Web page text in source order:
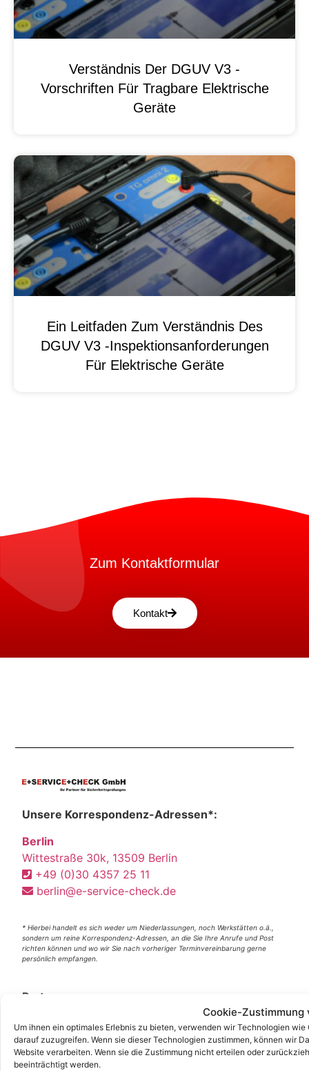
Cookie-Zustimmung
Um ihnen ein optimales Erlebnis zu bieten, verwenden wir Technologien
darauf zuzugreifen. Wenn sie dieser Technologien zustimmen, können wir
Website verarbeiten. Wenn sie die Zustimmung nicht erteilen oder
beeinträchtigt werden.
Verständnis Der DGUV V3 -
Vorschriften Für Tragbare Elektrische
Geräte
Ein Leitfaden Zum Verständnis Des
DGUV V3 -Inspektionsanforderungen
Für Elektrische Geräte
Zum Kontaktformular
Kontakt
Unsere Korrespondenz-Adressen*:
Berlin
Wittestraße 30k, 13509 Berlin
+49 (0)30 4357 25 11
berlin@e-service-check.de
* Hierbei handelt es sich weder um Niederlassungen, noch Werkstätten o.ä.,
sondern um reine Korrespondenz-Adressen, an die Sie Ihre Anrufe und Post
richten können und wo wir Sie nach vorheriger Terminvereinbarung gerne
persönlich empfangen.
Partner:
DGUV V3 Prüfung
DGUV
DGUV V3